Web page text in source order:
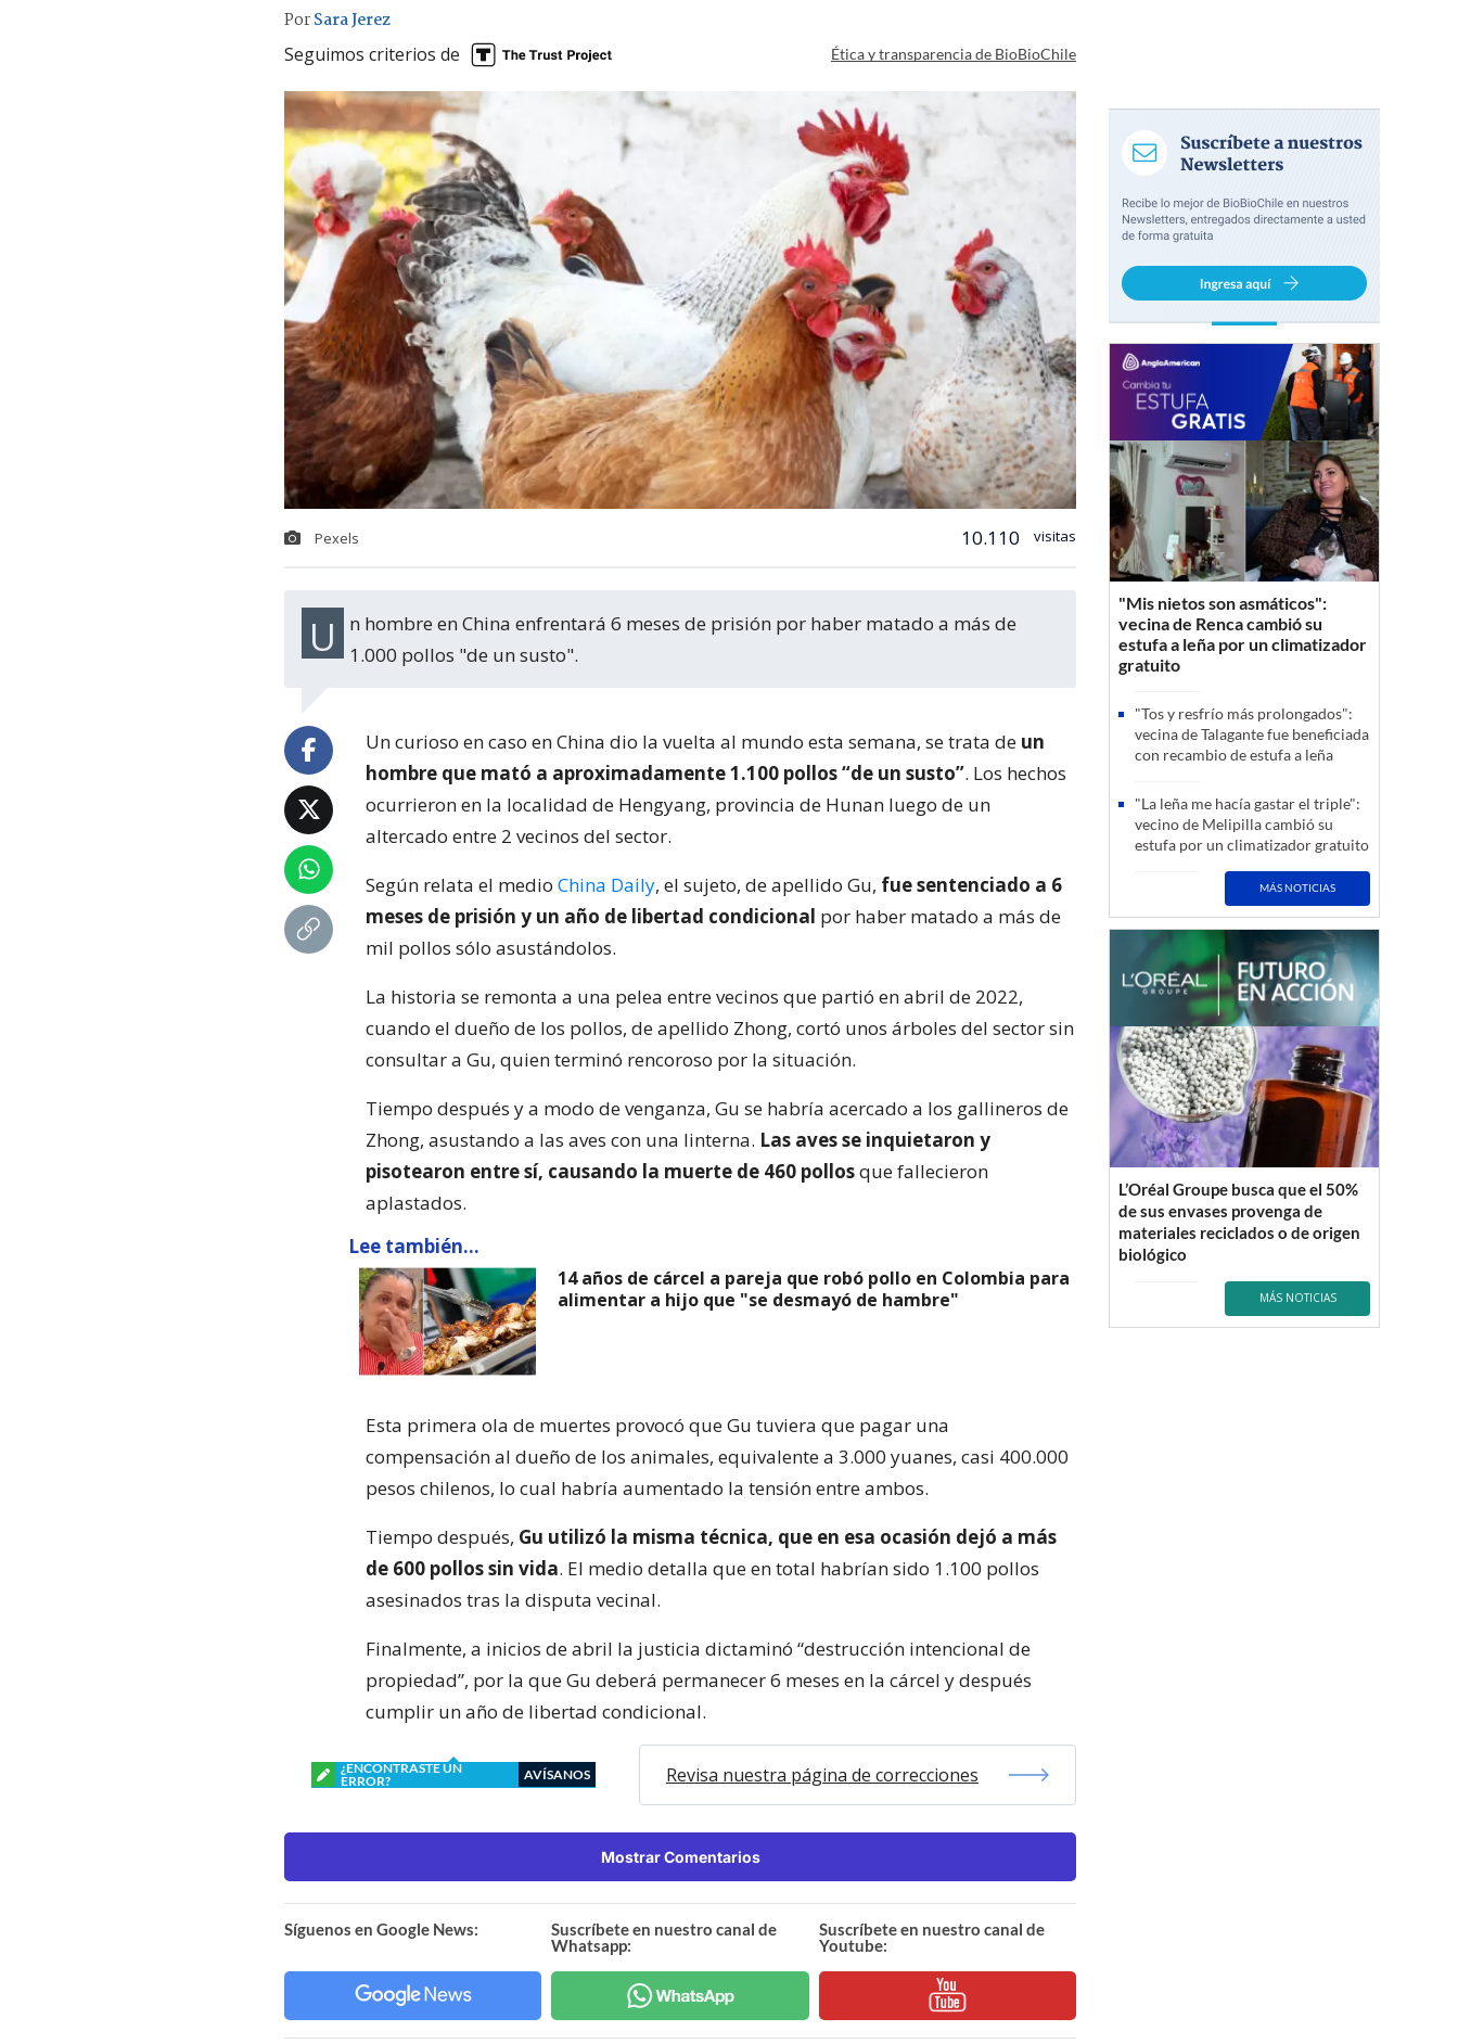
PorSara Jerez
Seguimos criterios de Ética y transparencia de BioBioChile
Pexels 10.110 visitas
Un hombre en China enfrentará 6 meses de prisión por haber matado a más de 1.000 pollos "de un susto".
Un curioso en caso en China dio la vuelta al mundo esta semana, se trata de un
hombre que mató a aproximadamente 1.100 pollos “de un susto”. Los hechos
ocurrieron en la localidad de Hengyang, provincia de Hunan luego de un
altercado entre 2 vecinos del sector.
Según relata el medio China Daily, el sujeto, de apellido Gu, fue sentenciado a 6
meses de prisión y un año de libertad condicional por haber matado a más de
mil pollos sólo asustándolos.
La historia se remonta a una pelea entre vecinos que partió en abril de 2022,
cuando el dueño de los pollos, de apellido Zhong, cortó unos árboles del sector sin
consultar a Gu, quien terminó rencoroso por la situación.
Tiempo después y a modo de venganza, Gu se habría acercado a los gallineros de
Zhong, asustando a las aves con una linterna. Las aves se inquietaron y
pisotearon entre sí, causando la muerte de 460 pollosque fallecieron
aplastados.
Lee también...
14 años de cárcel a pareja que robó pollo en Colombia para
alimentar a hijo que "se desmayó de hambre"
Esta primera ola de muertes provocó que Gu tuviera que pagar una
compensación al dueño de los animales, equivalente a 3.000 yuanes, casi 400.000
pesos chilenos, lo cual habría aumentado la tensión entre ambos.
Tiempo después, Gu utilizó la misma técnica, que en esa ocasión dejó a más
de 600 pollos sin vida. El medio detalla que en total habrían sido 1.100 pollos
asesinados tras la disputa vecinal.
Finalmente, a inicios de abril la justicia dictaminó “destrucción intencional de
propiedad”, por la que Gu deberá permanecer 6 meses en la cárcel y después
cumplir un año de libertad condicional.
¿ENCONTRASTE UN
ERROR?
AVÍSANOS Revisa nuestra página de correcciones
Mostrar Comentarios
Síguenos en Google News:
Suscríbete en nuestro canal de
Whatsapp:
Suscríbete en nuestro canal de
Youtube:
"Mis nietos son asmáticos":
vecina de Renca cambió su
estufa a leña por un climatizador
gratuito
"Tos y resfrío más prolongados":
vecina de Talagante fue beneficiada
con recambio de estufa a leña
"La leña me hacía gastar el triple":
vecino de Melipilla cambió su
estufa por un climatizador gratuito
MÁS NOTICIAS
L’Oréal Groupe busca que el 50%
de sus envases provenga de
materiales reciclados o de origen
biológico
MÁS NOTICIAS